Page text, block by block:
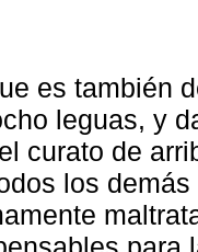
es también
leguas, y
curato de
los